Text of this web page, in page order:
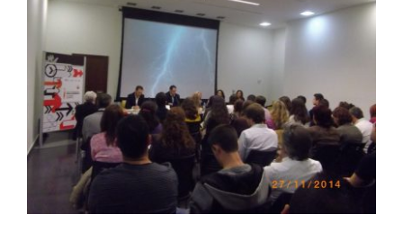
Federación ADLYPSE CV
presente en el Día de la
Persona Emprendedora
en Valencia
ADLYPSE CV Emprendedores